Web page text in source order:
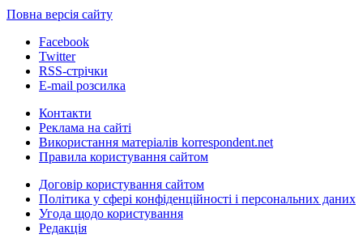
Повна версія сайту
Facebook
Twitter
RSS-стрічки
E-mail розсилка
Контакти
Реклама на сайті
Використання матеріалів korrespondent.net
Правила користування сайтом
Договір користування сайтом
Політика у сфері конфіденційності і персональних даних
Угода щодо користування
Редакція